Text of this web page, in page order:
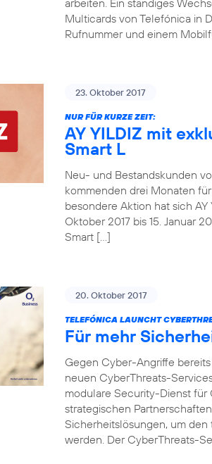
arbeiten. Ein ständiges
Multicards von Telefónica in
Rufnummer und einem
23. Oktober 2017
NUR FÜR KURZE ZEIT:
AY YILDIZ mit
Smart L
Neu- und Bestandskunden
kommenden drei Monaten
besondere Aktion hat sich
Oktober 2017 bis 15. Januar
Smart […]
20. Oktober 2017
TELEFÓNICA LAUNCHT
Für mehr
Gegen Cyber-Angriffe
neuen CyberThreats-
modulare Security-Dienst für
strategischen
Sicherheitslösungen, um
werden. Der CyberThreats-